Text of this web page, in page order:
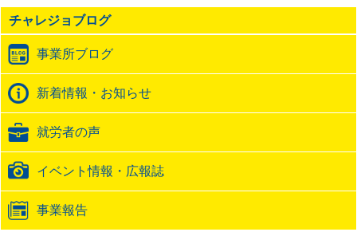
の
ト
ッ
ク
バ
ッ
URL
チャレジョブログ
事業所ブログ
新着情報・お知らせ
就労者の声
イベント情報・広報誌
事業報告